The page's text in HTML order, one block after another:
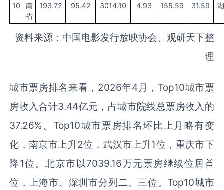
10
南
省
193.72 95.42 3014.10 4.93 155.59 31.59
资料来源：中国电影发行放映协会、观研天下整
理
城市票房排名来看，2026年4月，Top10城市票
房收入合计3.44亿元，占城市院线总票房收入的
37.26%。Top10城市票房排名环比上月略有变
化，南京市上升2位，武汉市上升1位，重庆市下
降1位。北京市以7039.16万元票房继续位居首
位，上海市、深圳市分列二、三位。Top10城市